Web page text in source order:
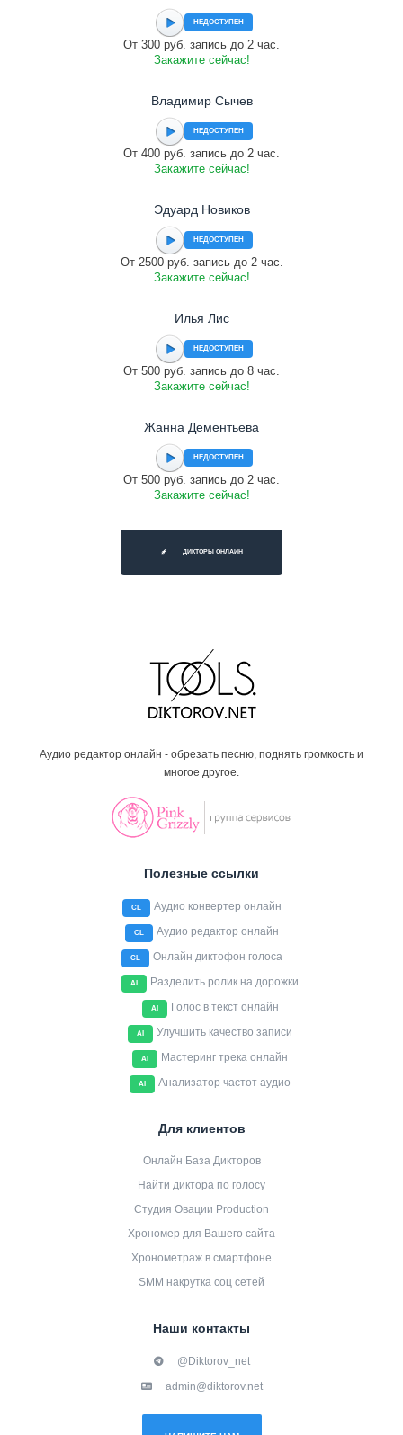
НЕДОСТУПЕН
От 300 руб. запись до 2 час.
Закажите сейчас!
Владимир Сычев
НЕДОСТУПЕН
От 400 руб. запись до 2 час.
Закажите сейчас!
Эдуард Новиков
НЕДОСТУПЕН
От 2500 руб. запись до 2 час.
Закажите сейчас!
Илья Лис
НЕДОСТУПЕН
От 500 руб. запись до 8 час.
Закажите сейчас!
Жанна Дементьева
НЕДОСТУПЕН
От 500 руб. запись до 2 час.
Закажите сейчас!
ДИКТОРЫ ОНЛАЙН
Аудио редактор онлайн - обрезать песню, поднять громкость и
многое другое.
Полезные ссылки
CL Аудио конвертер онлайн
CL Аудио редактор онлайн
CL Онлайн диктофон голоса
AI Разделить ролик на дорожки
AI Голос в текст онлайн
AI Улучшить качество записи
AI Мастеринг трека онлайн
AI Анализатор частот аудио
Для клиентов
Онлайн База Дикторов
Найти диктора по голосу
Студия Овации Production
Хрономер для Вашего сайта
Хронометраж в смартфоне
SMM накрутка соц сетей
Наши контакты
@Diktorov_net
admin@diktorov.net